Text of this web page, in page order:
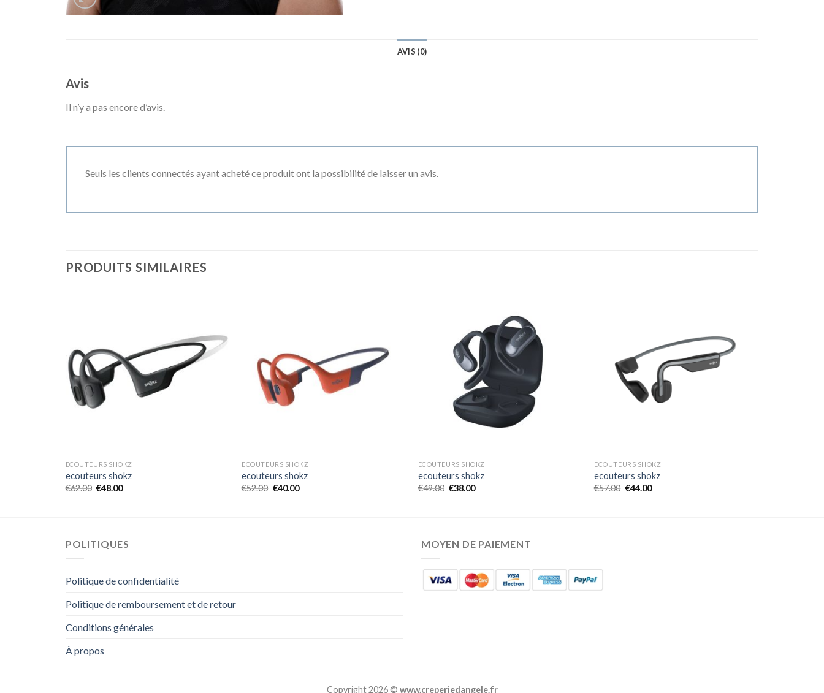
AVIS (0)
Avis
Il n’y a pas encore d’avis.
Seuls les clients connectés ayant acheté ce produit ont la possibilité de laisser un avis.
PRODUITS SIMILAIRES
ECOUTEURS SHOKZ
ecouteurs shokz
€62.00 €48.00
ECOUTEURS SHOKZ
ecouteurs shokz
€52.00 €40.00
ECOUTEURS SHOKZ
ecouteurs shokz
€49.00 €38.00
ECOUTEURS SHOKZ
ecouteurs shokz
€57.00 €44.00
POLITIQUES
Politique de confidentialité
Politique de remboursement et de retour
Conditions générales
À propos
MOYEN DE PAIEMENT
Copyright 2026 © www.creperiedangele.fr